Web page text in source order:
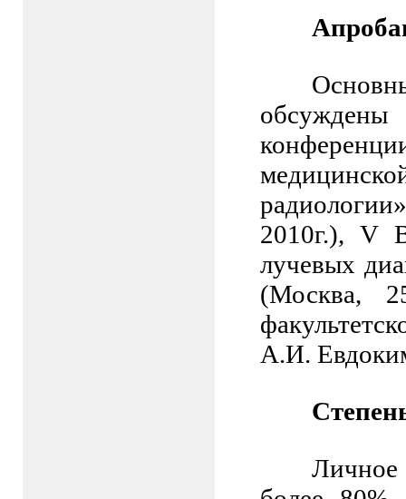
2010г.), V
лучевых
(Москва,
А.И.
Личное